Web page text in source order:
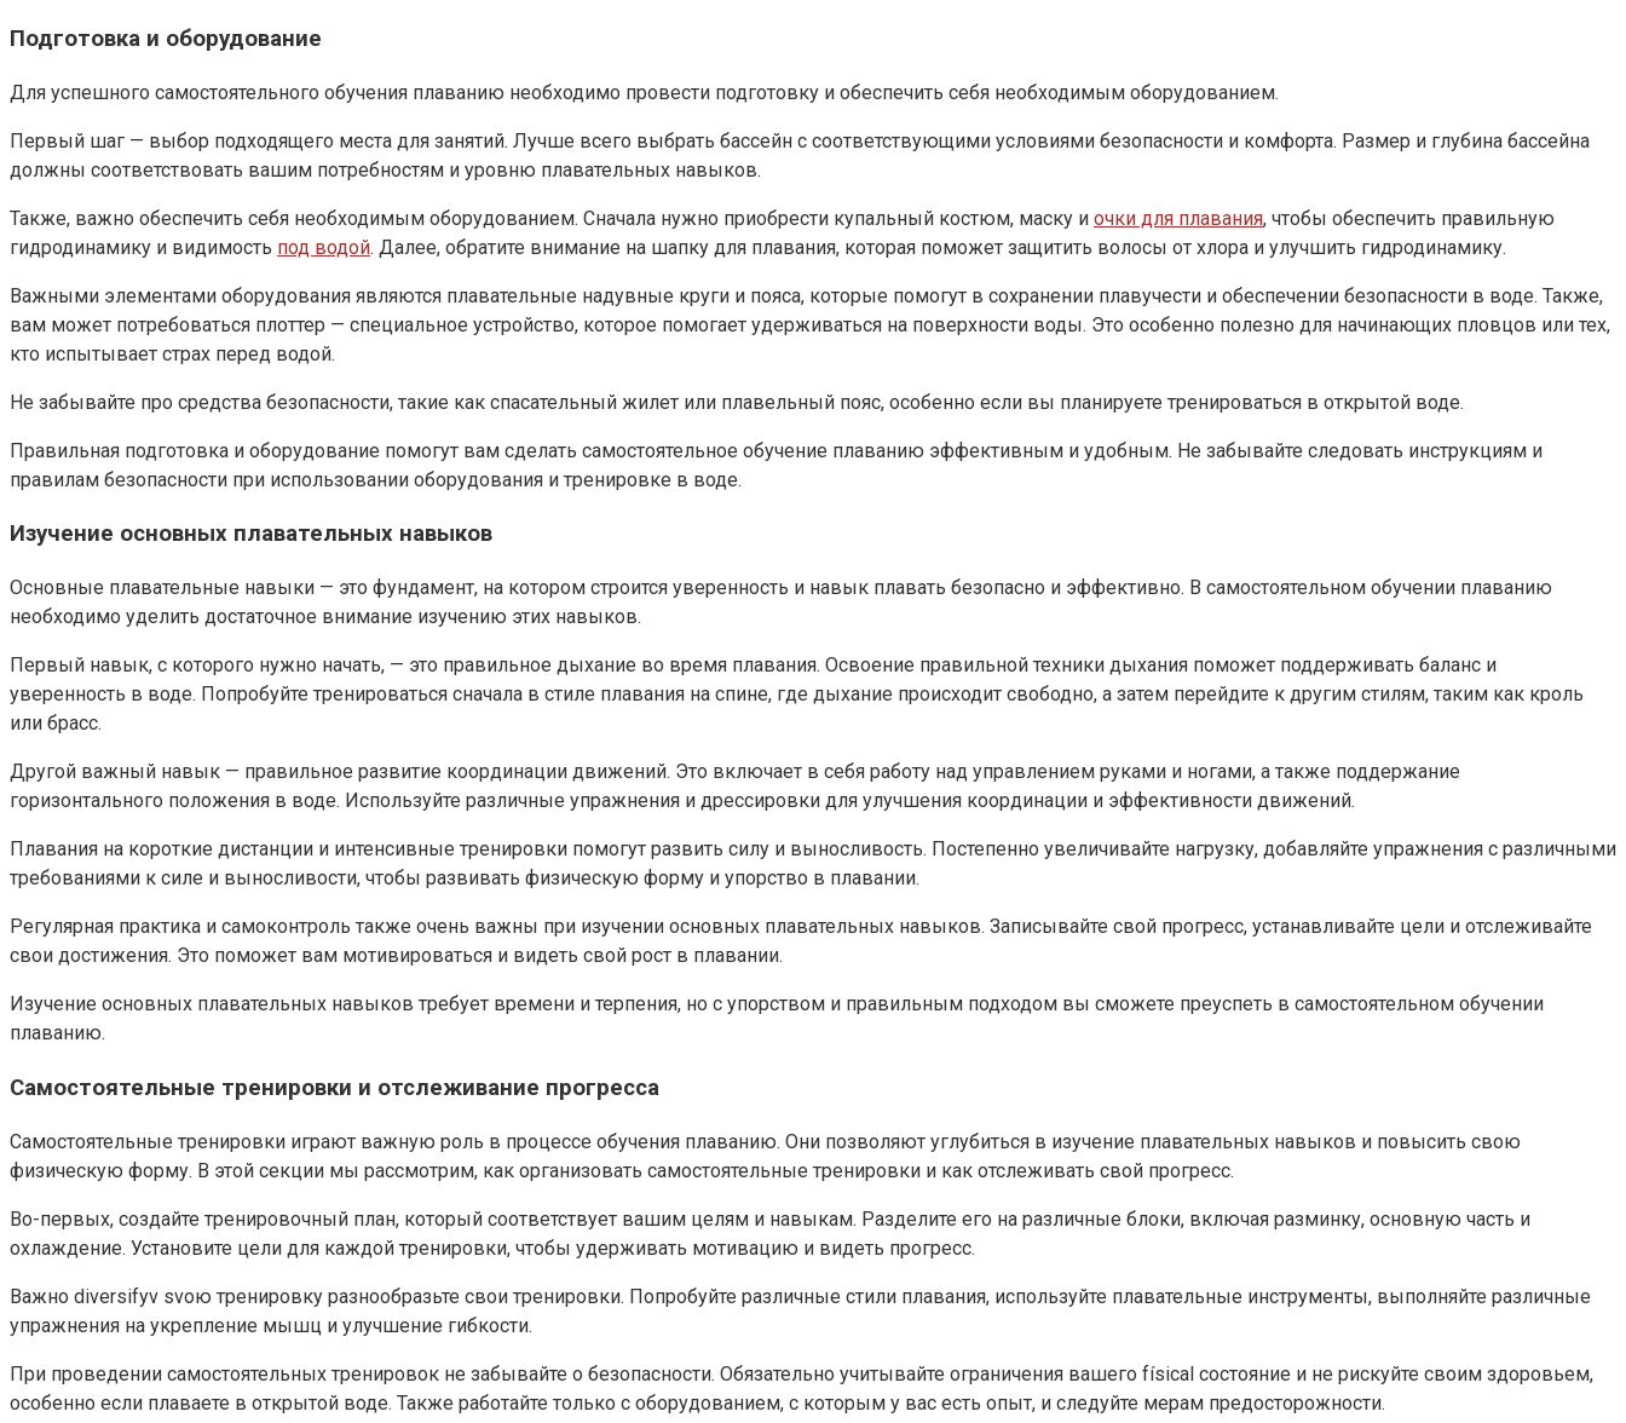
Подготовка и оборудование
Для успешного самостоятельного обучения плаванию необходимо провести подготовку и обеспечить себя необходимым оборудованием.
Первый шаг — выбор подходящего места для занятий. Лучше всего выбрать бассейн с соответствующими условиями безопасности и комфорта. Размер и глубина бассейна
должны соответствовать вашим потребностям и уровню плавательных навыков.
Также, важно обеспечить себя необходимым оборудованием. Сначала нужно приобрести купальный костюм, маску и очки для плавания, чтобы обеспечить правильную
гидродинамику и видимость под водой. Далее, обратите внимание на шапку для плавания, которая поможет защитить волосы от хлора и улучшить гидродинамику.
Важными элементами оборудования являются плавательные надувные круги и пояса, которые помогут в сохранении плавучести и обеспечении безопасности в воде. Также,
вам может потребоваться плоттер — специальное устройство, которое помогает удерживаться на поверхности воды. Это особенно полезно для начинающих пловцов или тех,
кто испытывает страх перед водой.
Не забывайте про средства безопасности, такие как спасательный жилет или плавельный пояс, особенно если вы планируете тренироваться в открытой воде.
Правильная подготовка и оборудование помогут вам сделать самостоятельное обучение плаванию эффективным и удобным. Не забывайте следовать инструкциям и
правилам безопасности при использовании оборудования и тренировке в воде.
Изучение основных плавательных навыков
Основные плавательные навыки — это фундамент, на котором строится уверенность и навык плавать безопасно и эффективно. В самостоятельном обучении плаванию
необходимо уделить достаточное внимание изучению этих навыков.
Первый навык, с которого нужно начать, — это правильное дыхание во время плавания. Освоение правильной техники дыхания поможет поддерживать баланс и
уверенность в воде. Попробуйте тренироваться сначала в стиле плавания на спине, где дыхание происходит свободно, а затем перейдите к другим стилям, таким как кроль
или брасс.
Другой важный навык — правильное развитие координации движений. Это включает в себя работу над управлением руками и ногами, а также поддержание
горизонтального положения в воде. Используйте различные упражнения и дрессировки для улучшения координации и эффективности движений.
Плавания на короткие дистанции и интенсивные тренировки помогут развить силу и выносливость. Постепенно увеличивайте нагрузку, добавляйте упражнения с различными
требованиями к силе и выносливости, чтобы развивать физическую форму и упорство в плавании.
Регулярная практика и самоконтроль также очень важны при изучении основных плавательных навыков. Записывайте свой прогресс, устанавливайте цели и отслеживайте
свои достижения. Это поможет вам мотивироваться и видеть свой рост в плавании.
Изучение основных плавательных навыков требует времени и терпения, но с упорством и правильным подходом вы сможете преуспеть в самостоятельном обучении
плаванию.
Самостоятельные тренировки и отслеживание прогресса
Самостоятельные тренировки играют важную роль в процессе обучения плаванию. Они позволяют углубиться в изучение плавательных навыков и повысить свою
физическую форму. В этой секции мы рассмотрим, как организовать самостоятельные тренировки и как отслеживать свой прогресс.
Во-первых, создайте тренировочный план, который соответствует вашим целям и навыкам. Разделите его на различные блоки, включая разминку, основную часть и
охлаждение. Установите цели для каждой тренировки, чтобы удерживать мотивацию и видеть прогресс.
Важно diversifyv svoю тренировку разнообразьте свои тренировки. Попробуйте различные стили плавания, используйте плавательные инструменты, выполняйте различные
упражнения на укрепление мышц и улучшение гибкости.
При проведении самостоятельных тренировок не забывайте о безопасности. Обязательно учитывайте ограничения вашего físical состояние и не рискуйте своим здоровьем,
особенно если плаваете в открытой воде. Также работайте только с оборудованием, с которым у вас есть опыт, и следуйте мерам предосторожности.